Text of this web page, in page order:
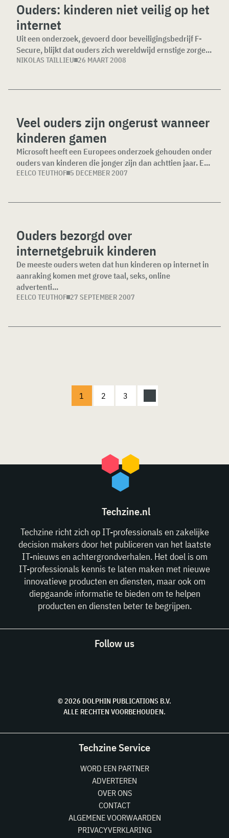
Ouders: kinderen niet veilig op het
internet
Uit een onderzoek, gevoerd door beveiligingsbedrijf F-
Secure, blijkt dat ouders zich wereldwijd ernstige zorge...
NIKOLAS TAILLIEU 26 MAART 2008
Veel ouders zijn ongerust wanneer
kinderen gamen
Microsoft heeft een Europees onderzoek gehouden onder
ouders van kinderen die jonger zijn dan achttien jaar. E...
EELCO TEUTHOF 5 DECEMBER 2007
Ouders bezorgd over
internetgebruik kinderen
De meeste ouders weten dat hun kinderen op internet in
aanraking komen met grove taal, seks, online
advertenti...
EELCO TEUTHOF 27 SEPTEMBER 2007
1 2 3
Techzine.nl
Techzine richt zich op IT-professionals en zakelijke
decision makers door het publiceren van het laatste
IT-nieuws en achtergrondverhalen. Het doel is om
IT-professionals kennis te laten maken met nieuwe
innovatieve producten en diensten, maar ook om
diepgaande informatie te bieden om te helpen
producten en diensten beter te begrijpen.
Follow us
© 2026 DOLPHIN PUBLICATIONS B.V.
ALLE RECHTEN VOORBEHOUDEN.
Techzine Service
WORD EEN PARTNER
ADVERTEREN
OVER ONS
CONTACT
ALGEMENE VOORWAARDEN
PRIVACYVERKLARING